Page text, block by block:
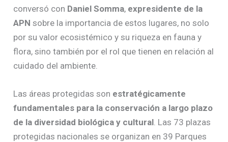
conversó con Daniel Somma, expresidente de la
APN sobre la importancia de estos lugares, no solo
por su valor ecosistémico y su riqueza en fauna y
flora, sino también por el rol que tienen en relación al
cuidado del ambiente.
Las áreas protegidas son estratégicamente
fundamentales para la conservación a largo plazo
de la diversidad biológica y cultural . Las 73 plazas
protegidas nacionales se organizan en 39 Parques